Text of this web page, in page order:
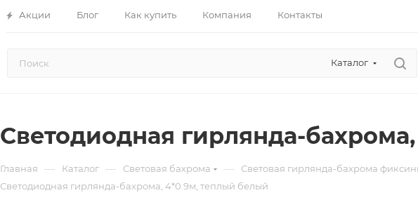
Акции Блог Как купить Компания Контакты
Каталог
Светодиодная гирлянда-
Главная — Каталог — Световая бахрома — Световая гирлянда-бахрома
Светодиодная гирлянда-бахрома, 4*0.9м, теплый белый